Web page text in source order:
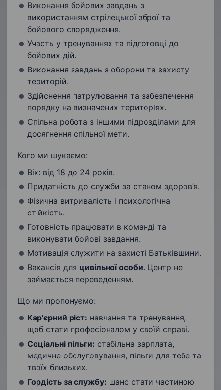
Виконання бойових завдань з
використанням стрілецької зброї та
бойового спорядження.
Участь у тренуваннях та підготовці до
бойових дій.
Виконання завдань з оборони та захисту
територій.
Здійснення патрулювання та забезпечення
порядку на визначених територіях.
Спільна робота з іншими підрозділами для
досягнення спільної мети.
Кого ми шукаємо:
Вік: від 18 до 24 років.
Придатність до служби за станом здоров’я.
Фізична витривалість і психологічна
стійкість.
Готовність працювати в команді та
виконувати бойові завдання.
Мотивація служити на захисті Батьківщини.
Вакансія для цивільної особи. Центр не
займається переведенням.
Що ми пропонуємо:
Кар'єрний ріст: навчання та тренування,
щоб стати професіоналом у своїй справі.
Соціальні пільги: стабільна зарплата,
медичне обслуговування, пільги для тебе та
твоїх близьких.
Гордість за службу: шанс стати частиною